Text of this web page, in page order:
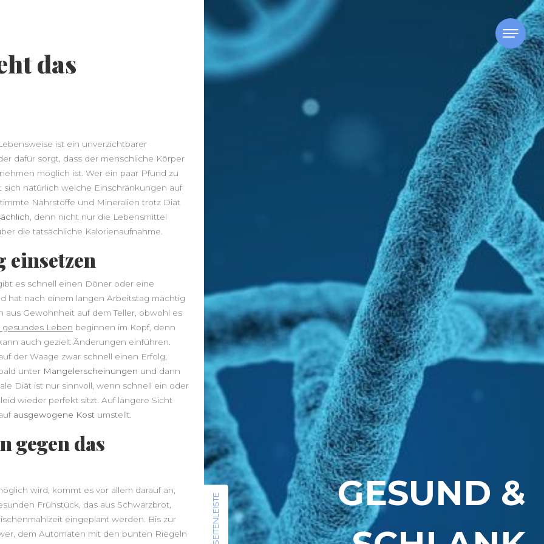
das
ist ein unverzichtbarer
dafür sorgt, dass der menschliche Körper
möglich ist. Wer ein paar Pfund zu
natürlich welche Einschränkungen auf
Nährstoffe und Mineralien trotz Diät
, denn nicht nur die Lebensmittel
die tatsächliche Kalorienaufnahme.
es schnell einen Döner oder eine
hat nach einem langen Arbeitstag mächtig
Gewohnheit auf dem Teller, obwohl es
gesundes Leben beginnen im Kopf, denn
auch gezielt Änderungen einführen.
der Waage zwar schnell einen Erfolg,
unter Mangelerscheinungen und dann
Diät ist nur sinnvoll, wenn schnell ein oder
wieder perfekt sitzt. Auf längere Sicht
ausgewogene Kost umstellt.
gegen das
wird, kommt es vor allem darauf an,
Frühstück, das aus Schwarzbrot,
eingeplant werden. Bis zur
dem Automaten mit den bunten Riegeln
SEITENLEISTE
abnehmen
Fitness Fitnessstudio Fitnesstraining
Gesunder Schlaf
Gesundheit
Hygiene
Joggen Kaffee Kräuter Massage
Nahrungsergänzung
Apotheke
Pflege
Sport
Tee Training Vitamine
News
Leggings – Leichte Stoffe für
für kühle Tage
Von der Approbation zur
Praxisleitung: Unternehmertum im
Zahnarztberuf
NationalgerichtRezepte.de –
GESUND &